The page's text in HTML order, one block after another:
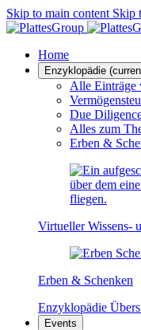
Skip to main content Skip
Home
Enzyklopädie
Alle Einträge
Due
Alles zum
Erben &
Virtueller Wissens-
Erben & Schenken
Enzyklopädie
Events